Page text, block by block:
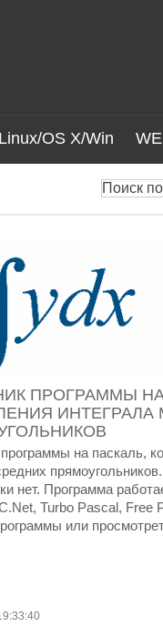
Linux/OS X/Win
ПРОГРАММЫ
на паскаль,
нет. Программа
Turbo Pascal, Free
или